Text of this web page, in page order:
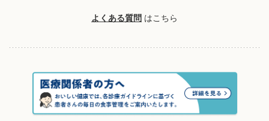
よくある質問 はこちら